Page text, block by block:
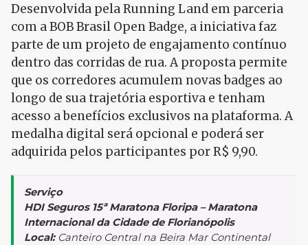
Desenvolvida pela Running Land em parceria
com a BOB Brasil Open Badge, a iniciativa faz
parte de um projeto de engajamento contínuo
dentro das corridas de rua. A proposta permite
que os corredores acumulem novas badges ao
longo de sua trajetória esportiva e tenham
acesso a benefícios exclusivos na plataforma. A
medalha digital será opcional e poderá ser
adquirida pelos participantes por R$ 9,90.
Serviço
HDI Seguros 15ª Maratona Floripa – Maratona
Internacional da Cidade de Florianópolis
Local:Canteiro Central na Beira Mar Continental